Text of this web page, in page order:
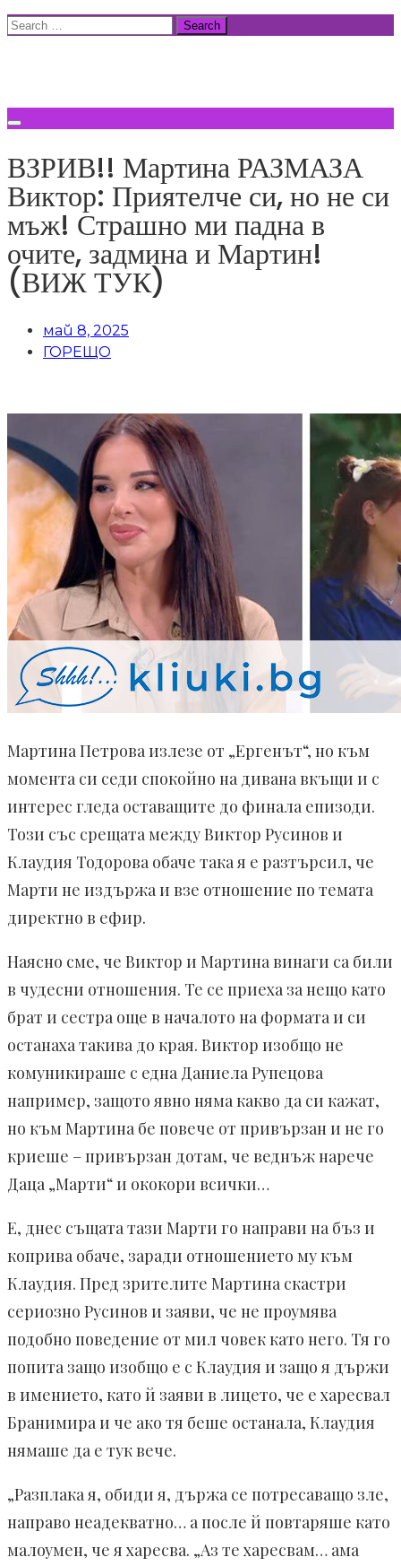
Skip
Search
ВЗРИВ!! Мартина РАЗМАЗА
Виктор: Приятелче си, но не си
мъж! Страшно ми падна в
очите, задмина и Мартин!
(ВИЖ ТУК)
май 8, 2025
ГОРЕЩО
Мартина Петрова излезе от „Ергенът“, но към
момента си седи спокойно на дивана вкъщи и с
интерес гледа оставащите до финала епизоди.
Този със срещата между Виктор Русинов и
Клаудия Тодорова обаче така я е разтърсил, че
Марти не издържа и взе отношение по темата
директно в ефир.
Наясно сме, че Виктор и Мартина винаги са били
в чудесни отношения. Те се приеха за нещо като
брат и сестра още в началото на формата и си
останаха такива до края. Виктор изобщо не
комуникираше с една Даниела Рупецова
например, защото явно няма какво да си кажат,
но към Мартина бе повече от привързан и не го
криеше – привързан дотам, че веднъж нарече
Даца „Марти“ и ококори всички…
Е, днес същата тази Марти го направи на бъз и
коприва обаче, заради отношението му към
Клаудия. Пред зрителите Мартина скастри
сериозно Русинов и заяви, че не проумява
подобно поведение от мил човек като него. Тя го
попита защо изобщо е с Клаудия и защо я държи
в имението, като й заяви в лицето, че е харесвал
Бранимира и че ако тя беше останала, Клаудия
нямаше да е тук вече.
„Разплака я, обиди я, държа се потресаващо зле,
направо неадекватно… а после й повтаряше като
малоумен, че я харесва. „Аз те харесвам… ама